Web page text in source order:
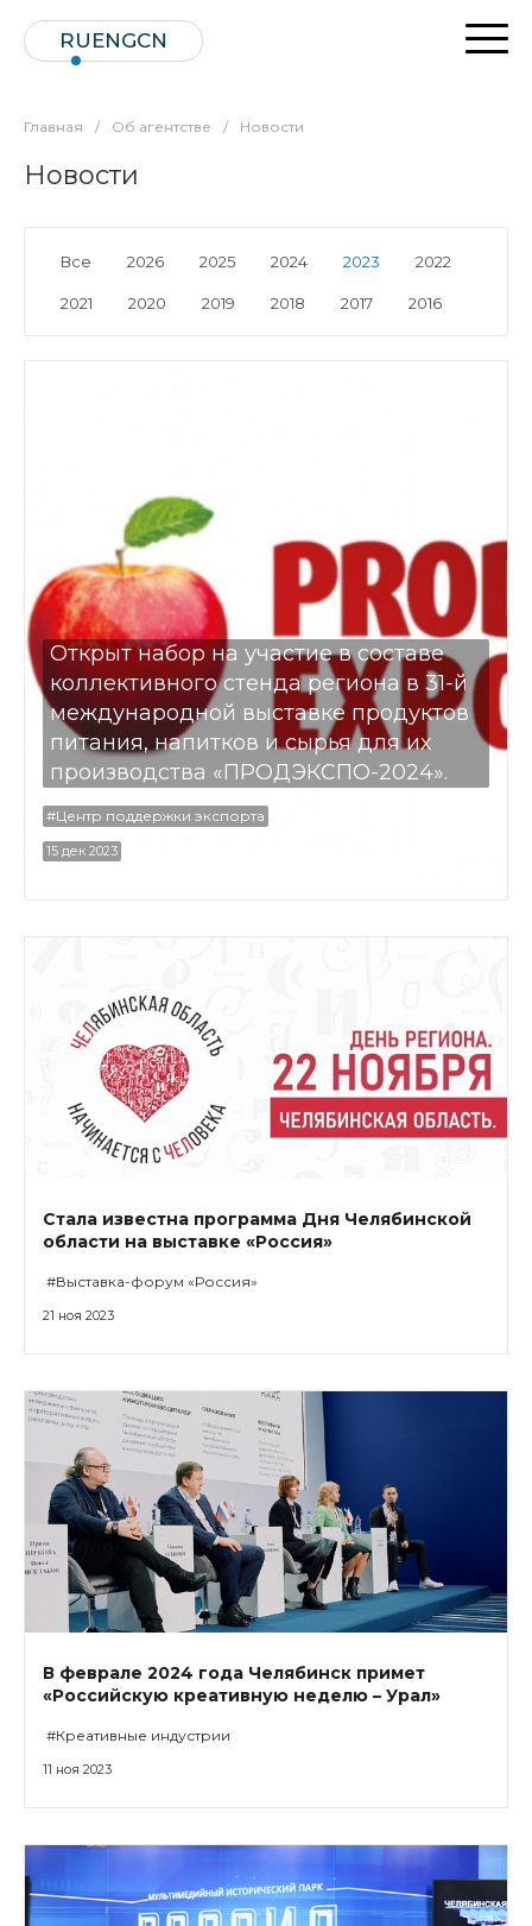
RU ENGCN
Главная / Об агентстве / Новости
Новости
Все 2026 2025 2024 2023 2022
2021 2020 2019 2018 2017 2016
Открыт набор на участие в составе
коллективного стенда региона в 31-й
международной выставке продуктов
питания, напитков и сырья для их
производства «ПРОДЭКСПО-2024».
#Центр поддержки экспорта
15 дек 2023
Стала известна программа Дня Челябинской
области на выставке «Россия»
#Выставка-форум «Россия»
21 ноя 2023
В феврале 2024 года Челябинск примет
«Российскую креативную неделю – Урал»
#Креативные индустрии
11 ноя 2023